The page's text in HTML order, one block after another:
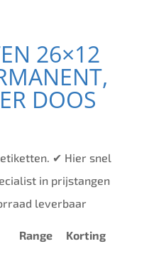
26×12
DOOS
✔ Hier snel
in prijstangen
leverbaar
Range Korting